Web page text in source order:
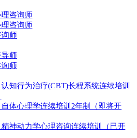
咨询师
咨询师
师
师
师
认知行为治疗(CBT)长程系统连续培训
自体心理学连续培训2年制（即将开
精神动力学心理咨询连续培训（已开